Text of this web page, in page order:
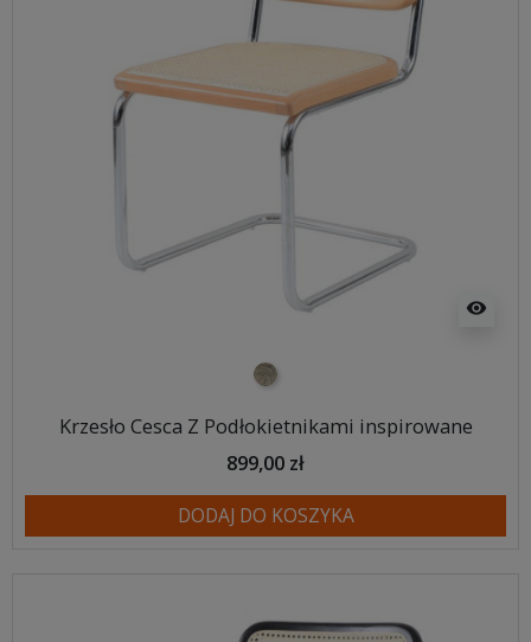
visibility
naturalna plecionka
Krzesło Cesca Z Podłokietnikami inspirowane
899,00 zł
DODAJ DO KOSZYKA